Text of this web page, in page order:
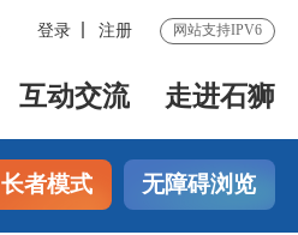
登录 注册 网站支持IPV6
互动交流 走进石狮
长者模式 无障碍浏览